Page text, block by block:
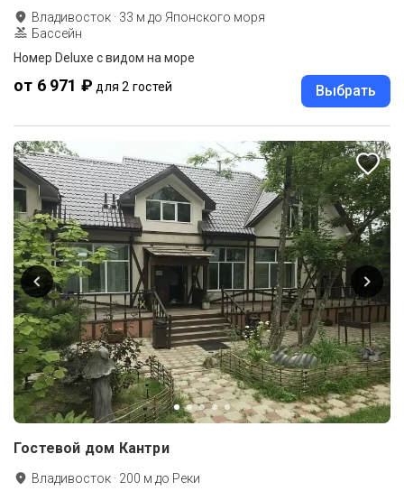
Владивосток · 33 м до Японского моря
Бассейн
Номер Deluxe с видом на море
от 6 971 ₽ для 2 гостей Выбрать
Гостевой дом Кантри
Владивосток · 200 м до Реки